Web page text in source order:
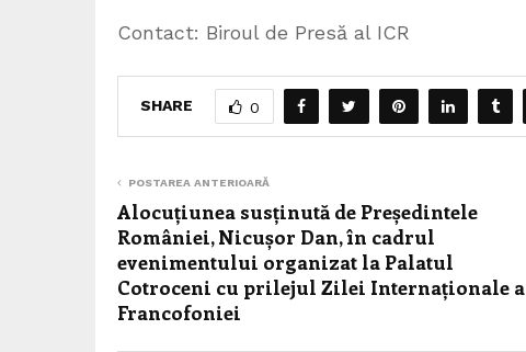
Contact: Biroul de Presă al ICR
SHARE 0
POSTAREA ANTERIOARĂ
Alocuțiunea susținută de Președintele
României, Nicușor Dan, în cadrul
evenimentului organizat la Palatul
Cotroceni cu prilejul Zilei Internaționale a
Francofoniei